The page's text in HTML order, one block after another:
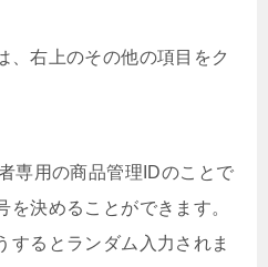
、右上のその他の項目をク
専用の商品管理IDのことで
決めることができます。
するとランダム入力されま